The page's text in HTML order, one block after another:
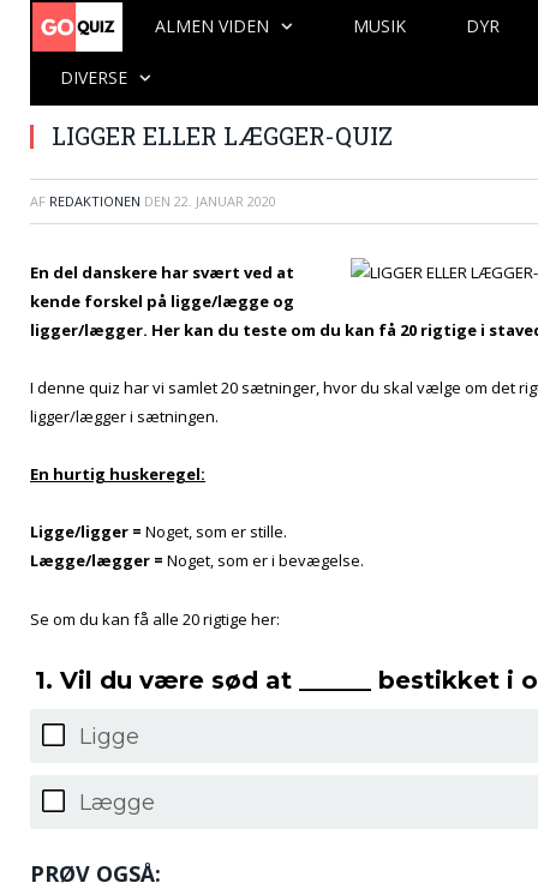
ALMEN VIDEN MUSIK DYR
DIVERSE
LIGGER ELLER LÆGGER-QUIZ
AF REDAKTIONEN DEN 22. JANUAR 2020
En del danskere har svært ved at
kende forskel på ligge/lægge og
ligger/lægger. Her kan du teste om du kan få 20 rigtige i
I denne quiz har vi samlet 20 sætninger, hvor du skal vælge om det
ligger/lægger i sætningen.
En hurtig huskeregel:
Ligge/ligger = Noget, som er stille.
Lægge/lægger = Noget, som er i bevægelse.
Se om du kan få alle 20 rigtige her:
1. Vil du være sød at ______ bestikket i
Ligge
Lægge
PRØV OGSÅ: